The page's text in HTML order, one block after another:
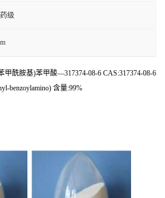
级
甲酰胺基)苯甲酸—317374-08-6 CAS:317374-08-6
benzoylamino) 含量:99%